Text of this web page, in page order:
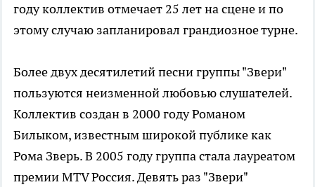
году коллектив отмечает 25 лет на сцене и по
этому случаю запланировал грандиозное турне.
Более двух десятилетий песни группы "Звери"
пользуются неизменной любовью слушателей.
Коллектив создан в 2000 году Романом
Билыком, известным широкой публике как
Рома Зверь. В 2005 году группа стала лауреатом
премии MTV Россия. Девять раз "Звери"